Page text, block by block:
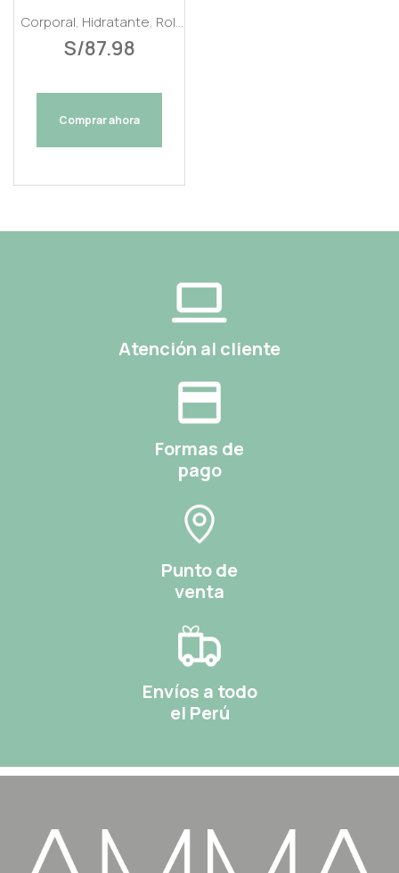
Corporal, Hidratante, Roll
on
S/87.98
Comprar ahora
Atención al cliente
Formas de
pago
Punto de
venta
Envíos a todo
el Perú